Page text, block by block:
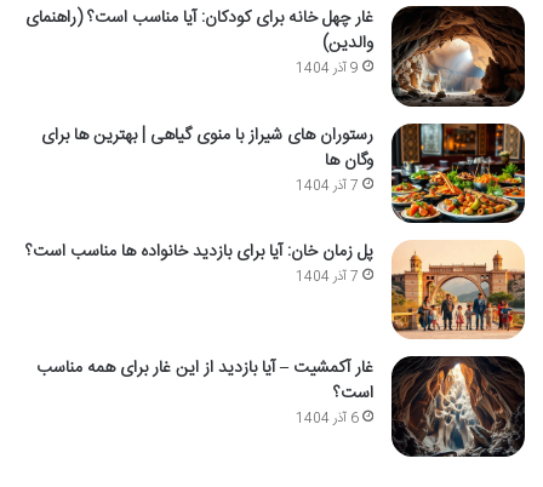
غار چهل خانه برای کودکان: آیا مناسب است؟ (راهنمای
والدین)
9 آذر 1404
رستوران های شیراز با منوی گیاهی | بهترین ها برای
وگان ها
7 آذر 1404
پل زمان خان: آیا برای بازدید خانواده ها مناسب است؟
7 آذر 1404
غار آکمشیت – آیا بازدید از این غار برای همه مناسب
است؟
6 آذر 1404